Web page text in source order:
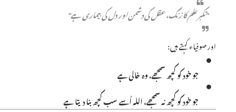
"تکبر علم کا زنگ، عقل کی دشمن اور دل کی بیماری ہے"
اور صوفیاء کہتے ہیں:
جو خود کو کچھ سمجھے، وہ خالی ہے
جو خود کو کچھ نہ سمجھے، اللہ اُسے سب کچھ بنا دیتا ہے